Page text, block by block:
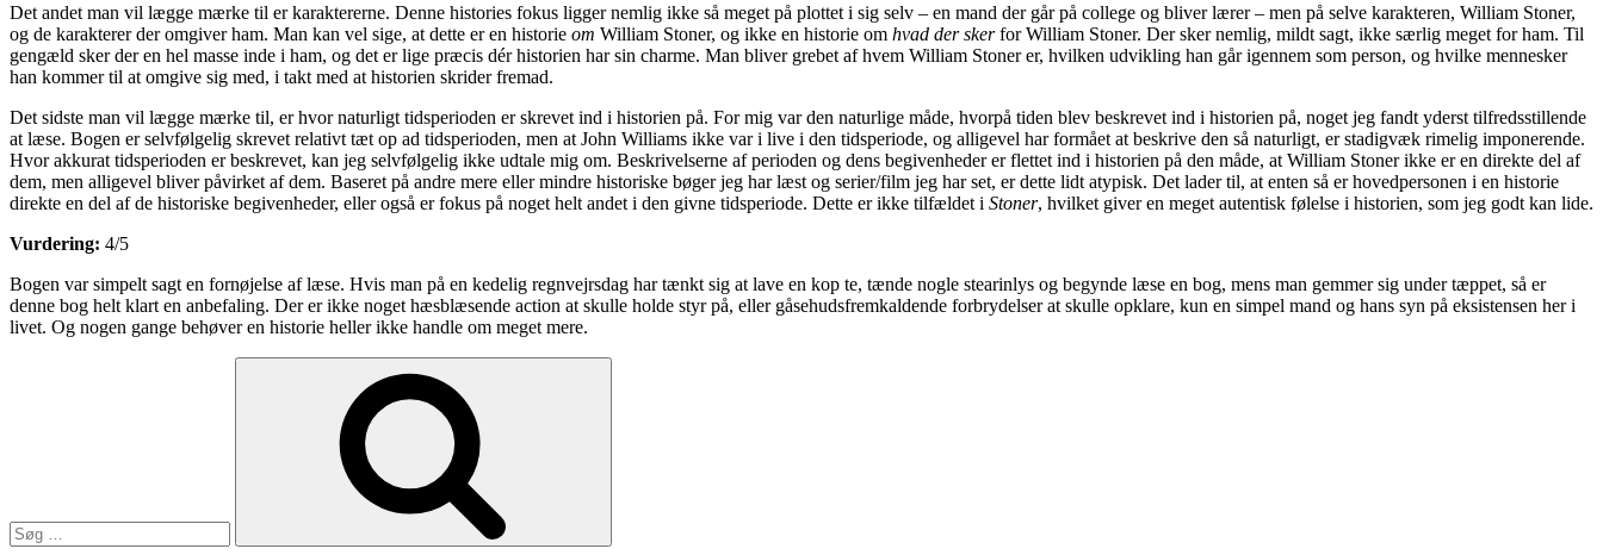
Det andet man vil lægge mærke til er karaktererne. Denne histories fokus ligger nemlig ikke så meget på plottet i sig selv – en mand der går på college og bliver lærer – men på selve karakteren, William Stoner,
og de karakterer der omgiver ham. Man kan vel sige, at dette er en historie om William Stoner, og ikke en historie om hvad der skerfor William Stoner. Der sker nemlig, mildt sagt, ikke særlig meget for ham. Til
gengæld sker der en hel masse inde i ham, og det er lige præcis dér historien har sin charme. Man bliver grebet af hvem William Stoner er, hvilken udvikling han går igennem som person, og hvilke mennesker
han kommer til at omgive sig med, i takt med at historien skrider fremad.
Det sidste man vil lægge mærke til, er hvor naturligt tidsperioden er skrevet ind i historien på. For mig var den naturlige måde, hvorpå tiden blev beskrevet ind i historien på, noget jeg fandt yderst tilfredsstillende
at læse. Bogen er selvfølgelig skrevet relativt tæt op ad tidsperioden, men at John Williams ikke var i live i den tidsperiode, og alligevel har formået at beskrive den så naturligt, er stadigvæk rimelig imponerende.
Hvor akkurat tidsperioden er beskrevet, kan jeg selvfølgelig ikke udtale mig om. Beskrivelserne af perioden og dens begivenheder er flettet ind i historien på den måde, at William Stoner ikke er en direkte del af
dem, men alligevel bliver påvirket af dem. Baseret på andre mere eller mindre historiske bøger jeg har læst og serier/film jeg har set, er dette lidt atypisk. Det lader til, at enten så er hovedpersonen i en historie
direkte en del af de historiske begivenheder, eller også er fokus på noget helt andet i den givne tidsperiode. Dette er ikke tilfældet i Stoner, hvilket giver en meget autentisk følelse i historien, som jeg godt kan lide.
Vurdering: 4/5
Bogen var simpelt sagt en fornøjelse af læse. Hvis man på en kedelig regnvejrsdag har tænkt sig at lave en kop te, tænde nogle stearinlys og begynde læse en bog, mens man gemmer sig under tæppet, så er
denne bog helt klart en anbefaling. Der er ikke noget hæsblæsende action at skulle holde styr på, eller gåsehudsfremkaldende forbrydelser at skulle opklare, kun en simpel mand og hans syn på eksistensen her i
livet. Og nogen gange behøver en historie heller ikke handle om meget mere.